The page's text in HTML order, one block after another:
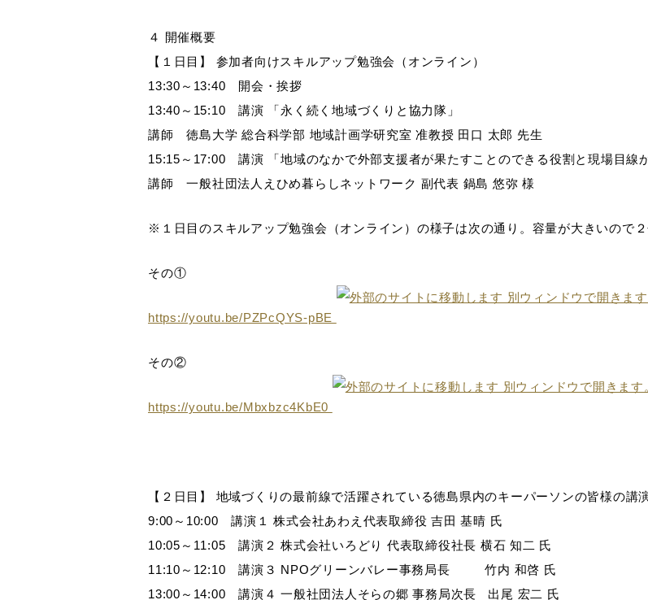
４ 開催概要
【１日目】 参加者向けスキルアップ勉強会（オンライン）
13:30～13:40 開会・挨拶
13:40～15:10 講演 「永く続く地域づくりと協力隊」
講師 徳島大学 総合科学部 地域計画学研究室 准教授 田口 太郎 先生
15:15～17:00 講演 「地域のなかで外部支援者が果たすことのできる役割と現場目線
講師 一般社団法人えひめ暮らしネットワーク 副代表 鍋島 悠弥 様
※１日目のスキルアップ勉強会（オンライン）の様子は次の通り。容量が大きいので
その①
https://youtu.be/PZPcQYS-pBE
その②
https://youtu.be/Mbxbzc4KbE0
【２日目】 地域づくりの最前線で活躍されている徳島県内のキーパーソンの皆様の講
9:00～10:00 講演１ 株式会社あわえ代表取締役 吉田 基晴 氏
10:05～11:05 講演２ 株式会社いろどり 代表取締役社長 横石 知二 氏
11:10～12:10 講演３ NPOグリーンバレー事務局長 竹内 和啓 氏
13:00～14:00 講演４ 一般社団法人そらの郷 事務局次長 出尾 宏二 氏